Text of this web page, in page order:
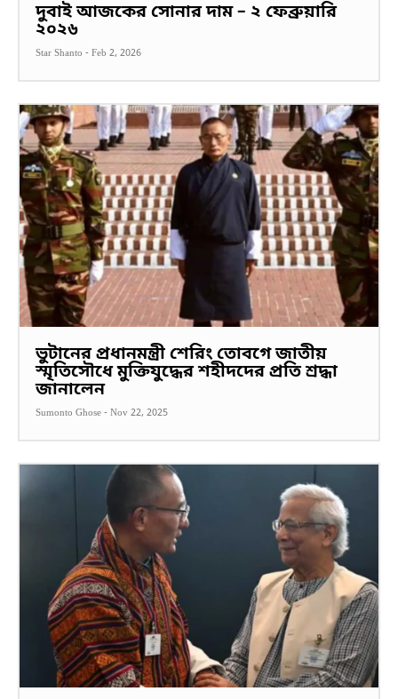
দুবাই আজকের সোনার দাম – ২ ফেব্রুয়ারি
২০২৬
Star Shanto - Feb 2, 2026
ভুটানের প্রধানমন্ত্রী শেরিং তোবগে জাতীয়
স্মৃতিসৌধে মুক্তিযুদ্ধের শহীদদের প্রতি শ্রদ্ধা
জানালেন
Sumonto Ghose - Nov 22, 2025